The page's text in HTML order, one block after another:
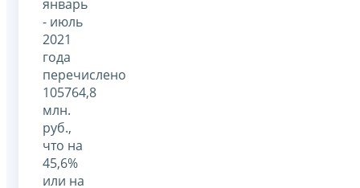
январь
- июль
2021
года
перечислено
105764,8
млн.
руб.,
что на
45,6%
или на